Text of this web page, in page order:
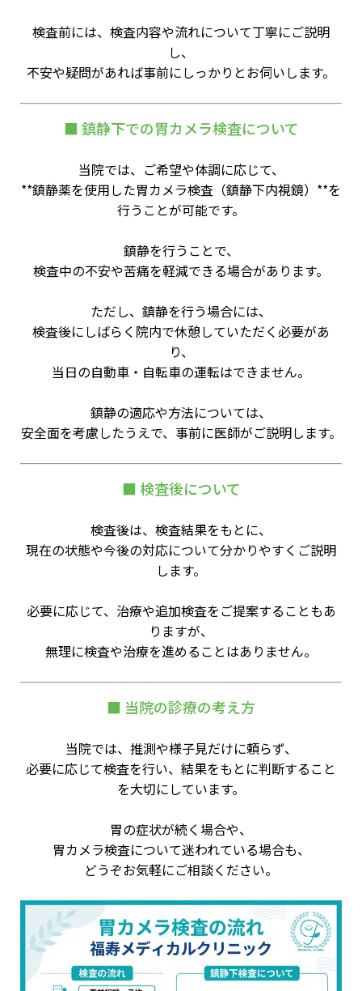
検査前には、検査内容や流れについて丁寧にご説明
し、
不安や疑問があれば事前にしっかりとお伺いします。
■ 鎮静下での胃カメラ検査について
当院では、ご希望や体調に応じて、
**鎮静薬を使用した胃カメラ検査（鎮静下内視鏡）**を
行うことが可能です。
鎮静を行うことで、
検査中の不安や苦痛を軽減できる場合があります。
ただし、鎮静を行う場合には、
検査後にしばらく院内で休憩していただく必要があ
り、
当日の自動車・自転車の運転はできません。
鎮静の適応や方法については、
安全面を考慮したうえで、事前に医師がご説明します。
■ 検査後について
検査後は、検査結果をもとに、
現在の状態や今後の対応について分かりやすくご説明
します。
必要に応じて、治療や追加検査をご提案することもあ
りますが、
無理に検査や治療を進めることはありません。
■ 当院の診療の考え方
当院では、推測や様子見だけに頼らず、
必要に応じて検査を行い、結果をもとに判断すること
を大切にしています。
胃の症状が続く場合や、
胃カメラ検査について迷われている場合も、
どうぞお気軽にご相談ください。